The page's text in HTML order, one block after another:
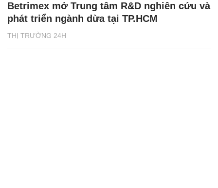
THỊ TRƯỜNG 24H
Betrimex mở Trung tâm R&D nghiên cứu và
phát triển ngành dừa tại TP.HCM